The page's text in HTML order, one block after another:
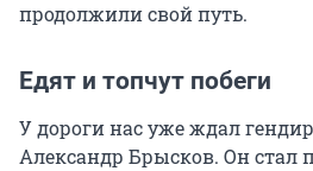
продолжили свой путь.
Едят и топчут побеги
У дороги нас уже ждал
Александр Брысков. Он стал